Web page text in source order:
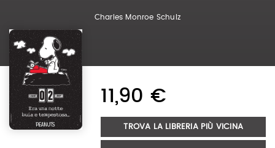
Charles Monroe Schulz
11,90 €
TROVA LA LIBRERIA PIÙ VICINA